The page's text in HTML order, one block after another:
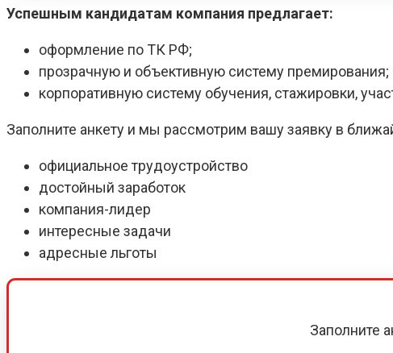
Успешным кандидатам компания предлагает:
оформление по ТК РФ;
прозрачную и объективную систему премирования;
корпоративную систему обучения, стажировки,
Заполните анкету и мы рассмотрим вашу заявку в
официальное трудоустройство
достойный заработок
компания-лидер
интересные задачи
адресные льготы
Заполните